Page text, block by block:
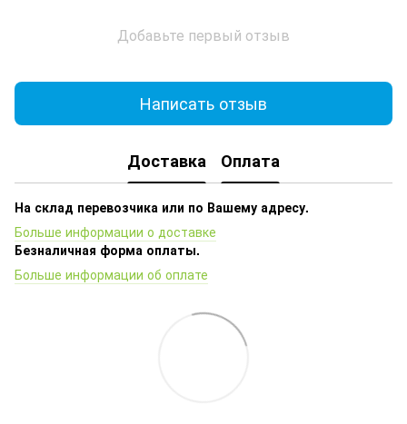
Добавьте первый отзыв
Написать отзыв
Доставка Оплата
На склад перевозчика или по Вашему адресу.
Больше информации о доставке
Безналичная форма оплаты.
Больше информации об оплате